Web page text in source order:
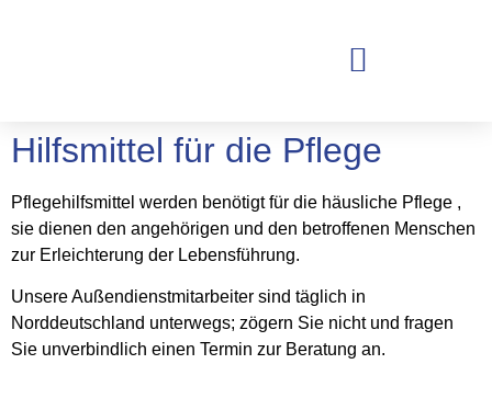
Hilfsmittel für die Pflege
Pflegehilfsmittel werden benötigt für die häusliche Pflege ,
sie dienen den angehörigen und den betroffenen Menschen
zur Erleichterung der Lebensführung.
Unsere Außendienstmitarbeiter sind täglich in
Norddeutschland unterwegs; zögern Sie nicht und fragen
Sie unverbindlich einen Termin zur Beratung an.